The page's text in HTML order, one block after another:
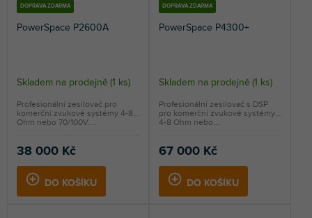
DOPRAVA ZDARMA
PowerSpace P2600A
Skladem na prodejně (1 ks)
38 000 Kč
DO KOŠÍKU
Profesionální zesilovač pro
komerční zvukové systémy 4-8
Ohm nebo 70/100V....
DOPRAVA ZDARMA
PowerSpace P4300+
Skladem na prodejně (1 ks)
67 000 Kč
DO KOŠÍKU
Profesionální zesilovač s DSP
pro komerční zvukové systémy
4-8 Ohm nebo...